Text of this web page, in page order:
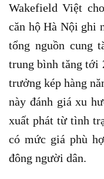
Wakefield Việt
căn hộ Hà Nội ghi
tổng nguồn cung
trung bình tăng tới
trưởng kép hàng
này đánh giá xu
xuất phát từ tình
có mức giá phù
đông người dân.